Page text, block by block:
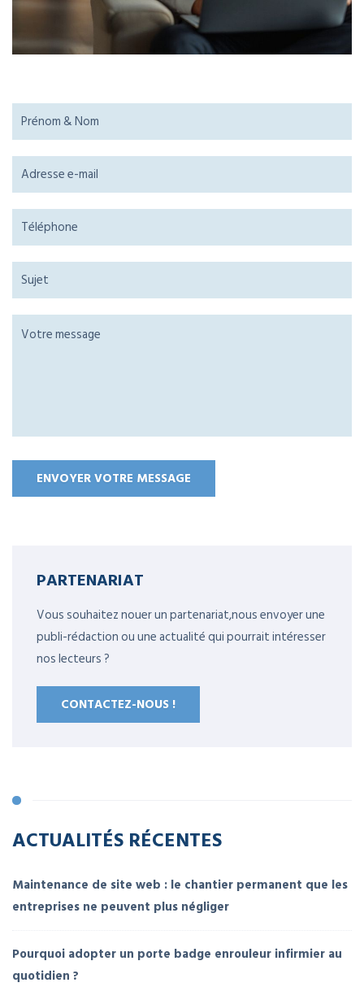
PARTENARIAT
Vous souhaitez nouer un partenariat,nous envoyer une
publi-rédaction ou une actualité qui pourrait intéresser
nos lecteurs ?
CONTACTEZ-NOUS !
ACTUALITÉS RÉCENTES
Maintenance de site web : le chantier permanent que les
entreprises ne peuvent plus négliger
Pourquoi adopter un porte badge enrouleur infirmier au
quotidien ?